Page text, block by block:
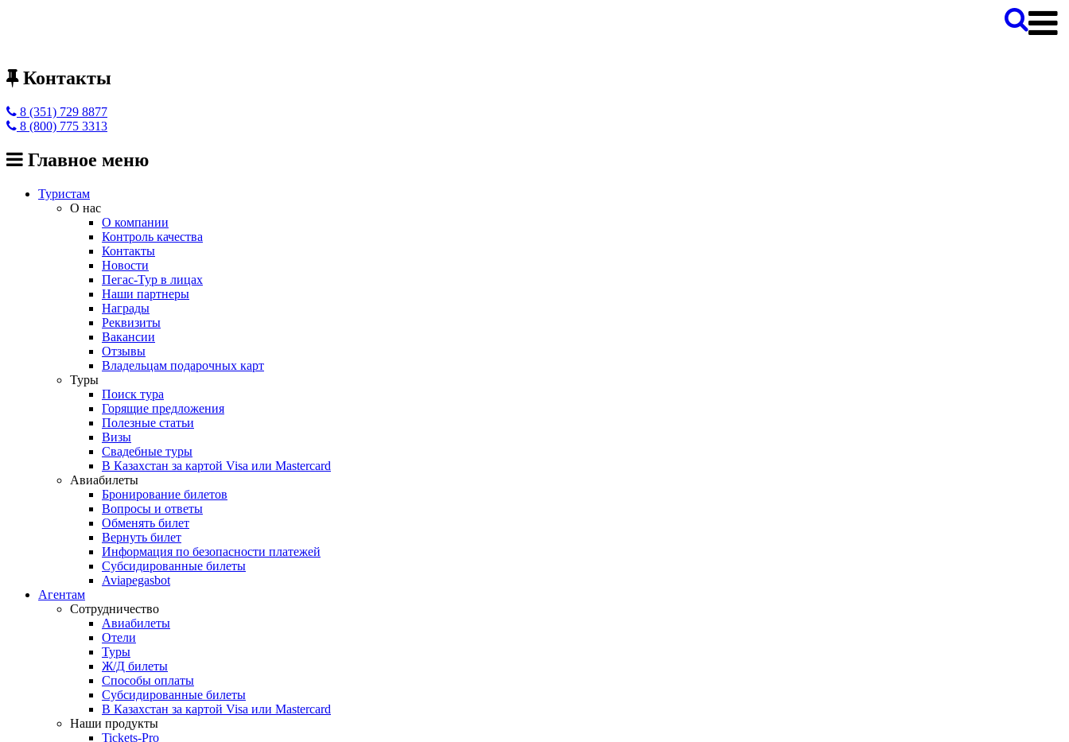
Контакты
8 (351) 729 8877
8 (800) 775 3313
Главное меню
Туристам
О нас
О компании
Контроль качества
Контакты
Новости
Пегас-Тур в лицах
Наши партнеры
Награды
Реквизиты
Вакансии
Отзывы
Владельцам подарочных карт
Туры
Поиск тура
Горящие предложения
Полезные статьи
Визы
Свадебные туры
В Казахстан за картой Visa или Masterсard
Авиабилеты
Бронирование билетов
Вопросы и ответы
Обменять билет
Вернуть билет
Информация по безопасности платежей
Субсидированные билеты
Aviapegasbot
Агентам
Сотрудничество
Авиабилеты
Отели
Туры
Ж/Д билеты
Способы оплаты
Субсидированные билеты
В Казахстан за картой Visa или Masterсard
Наши продукты
Tickets-Pro